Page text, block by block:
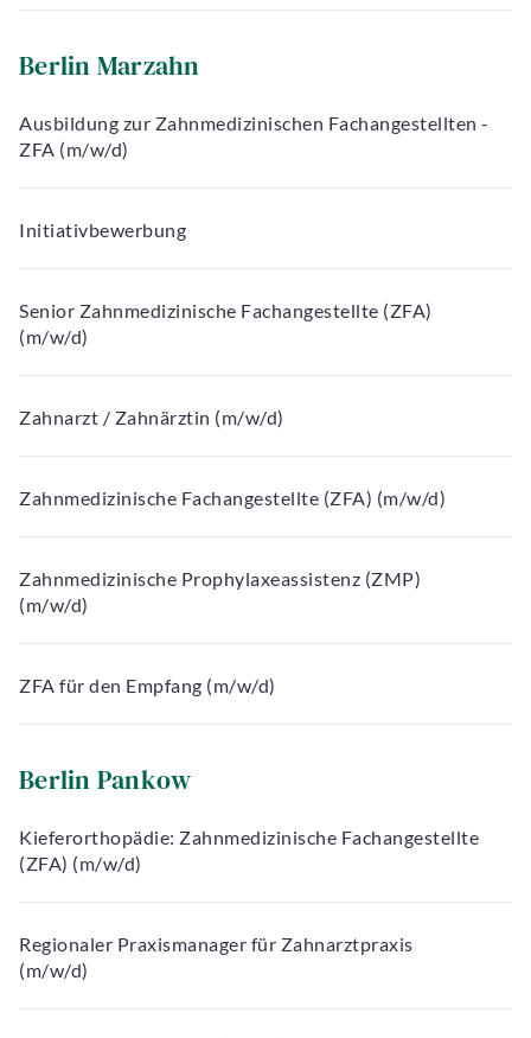
Berlin Marzahn
Ausbildung zur Zahnmedizinischen Fachangestellten -
ZFA (m/w/d)
Initiativbewerbung
Senior Zahnmedizinische Fachangestellte (ZFA)
(m/w/d)
Zahnarzt / Zahnärztin (m/w/d)
Zahnmedizinische Fachangestellte (ZFA) (m/w/d)
Zahnmedizinische Prophylaxeassistenz (ZMP)
(m/w/d)
ZFA für den Empfang (m/w/d)
Berlin Pankow
Kieferorthopädie: Zahnmedizinische Fachangestellte
(ZFA) (m/w/d)
Regionaler Praxismanager für Zahnarztpraxis
(m/w/d)